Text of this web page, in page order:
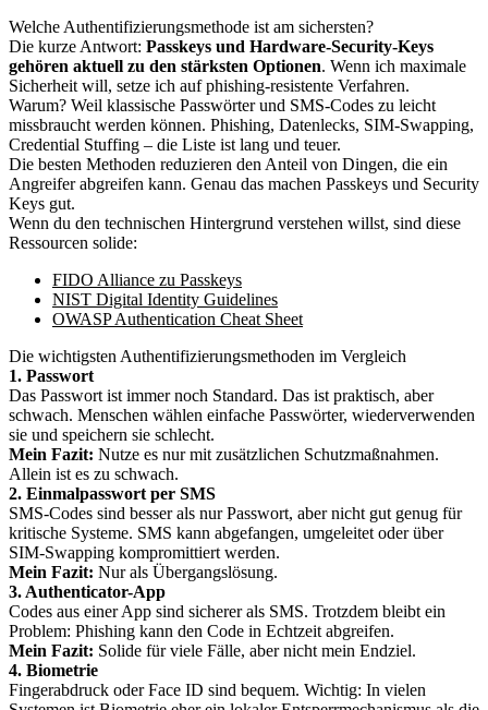
Welche Authentifizierungsmethode ist am sichersten?
Die kurze Antwort: Passkeys und Hardware-Security-Keys
gehören aktuell zu den stärksten Optionen. Wenn ich maximale
Sicherheit will, setze ich auf phishing-resistente Verfahren.
Warum? Weil klassische Passwörter und SMS-Codes zu leicht
missbraucht werden können. Phishing, Datenlecks, SIM-Swapping,
Credential Stuffing – die Liste ist lang und teuer.
Die besten Methoden reduzieren den Anteil von Dingen, die ein
Angreifer abgreifen kann. Genau das machen Passkeys und Security
Keys gut.
Wenn du den technischen Hintergrund verstehen willst, sind diese
Ressourcen solide:
FIDO Alliance zu Passkeys
NIST Digital Identity Guidelines
OWASP Authentication Cheat Sheet
Die wichtigsten Authentifizierungsmethoden im Vergleich
1. Passwort
Das Passwort ist immer noch Standard. Das ist praktisch, aber
schwach. Menschen wählen einfache Passwörter, wiederverwenden
sie und speichern sie schlecht.
Mein Fazit: Nutze es nur mit zusätzlichen Schutzmaßnahmen.
Allein ist es zu schwach.
2. Einmalpasswort per SMS
SMS-Codes sind besser als nur Passwort, aber nicht gut genug für
kritische Systeme. SMS kann abgefangen, umgeleitet oder über
SIM-Swapping kompromittiert werden.
Mein Fazit: Nur als Übergangslösung.
3. Authenticator-App
Codes aus einer App sind sicherer als SMS. Trotzdem bleibt ein
Problem: Phishing kann den Code in Echtzeit abgreifen.
Mein Fazit: Solide für viele Fälle, aber nicht mein Endziel.
4. Biometrie
Fingerabdruck oder Face ID sind bequem. Wichtig: In vielen